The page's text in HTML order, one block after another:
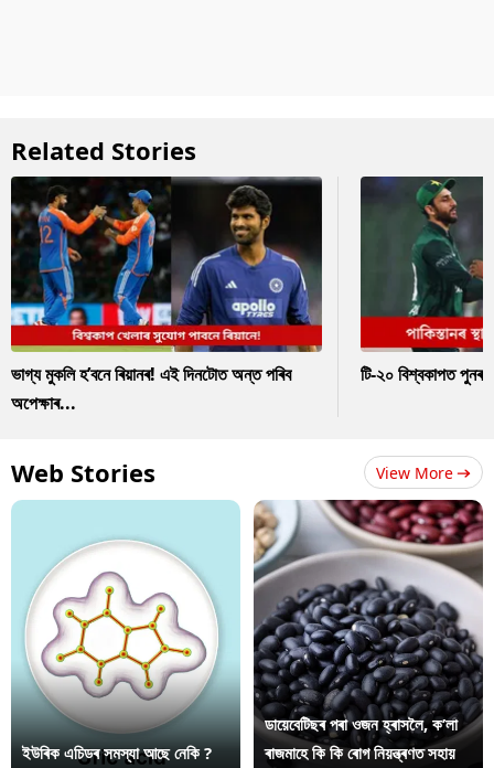
Related Stories
ভাগ্য মুকলি হ’বনে ৰিয়ানৰ! এই দিনটোত অন্ত পৰিব
অপেক্ষাৰ...
টি-২০ বিশ্বকাপত পুনৰ
Web Stories View More
ইউৰিক এচিডৰ সমস্যা আছে নেকি ?
ডায়েবেটিছৰ পৰা ওজন হ্ৰাসলৈ, ক’লা
ৰাজমাহে কি কি ৰোগ নিয়ন্ত্ৰণত সহায়